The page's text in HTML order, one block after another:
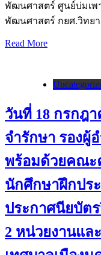
พัฒนศาสตร์ ศูนย์บ่มเพ
พัฒนศาสตร์ กยศ.วิทย
Read More
วันที่ 18 กรกฎ
จำรักษา รองผู้
พร้อมด้วยคณะ
นักศึกษาฝึกปร
ประกาศนียบัต
2 หน่วยงานแล